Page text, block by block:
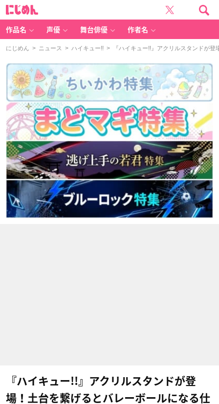
作品名 声優 舞台俳優 作者名
にじめん > ニュース > ハイキュー!! > 『ハイキュー!!』アクリルスタンドが登
『ハイキュー!!』アクリルスタンドが登
場！土台を繋げるとバレーボールになる仕